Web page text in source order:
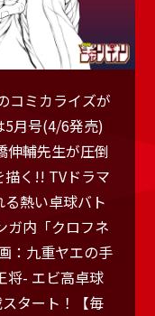
コミカライズが
5月号(4/6発売)
伸輔先生が圧倒
描く!! TVドラマ
熱い卓球バト
ガ内「クロフネ
：九重ヤエの手
将- エビ高卓球
タート！【毎